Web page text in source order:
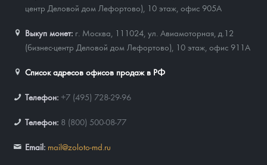
центр Деловой дом Лефортово), 10 этаж, офис 905А
Выкуп монет: г. Москва, 111024, ул. Авиамоторная, д.12
(бизнес-центр Деловой дом Лефортово), 10 этаж, офис 911А
Список адресов офисов продаж в РФ
Телефон: +7 (495) 728-29-96
Телефон: 8 (800) 500-08-77
Email: mail@zoloto-md.ru